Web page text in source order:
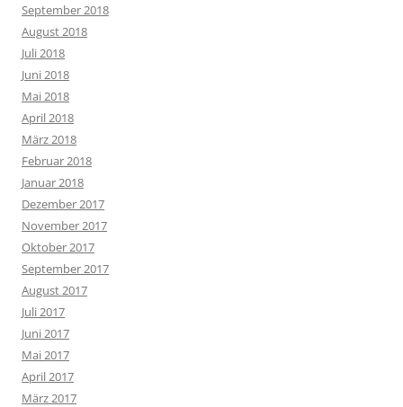
September 2018
August 2018
Juli 2018
Juni 2018
Mai 2018
April 2018
März 2018
Februar 2018
Januar 2018
Dezember 2017
November 2017
Oktober 2017
September 2017
August 2017
Juli 2017
Juni 2017
Mai 2017
April 2017
März 2017